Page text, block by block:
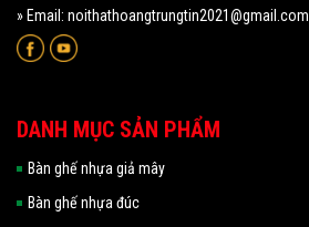
» Email: noithathoangtrungtin2021@gmail.com
DANH MỤC SẢN PHẨM
Bàn ghế nhựa giả mây
Bàn ghế nhựa đúc